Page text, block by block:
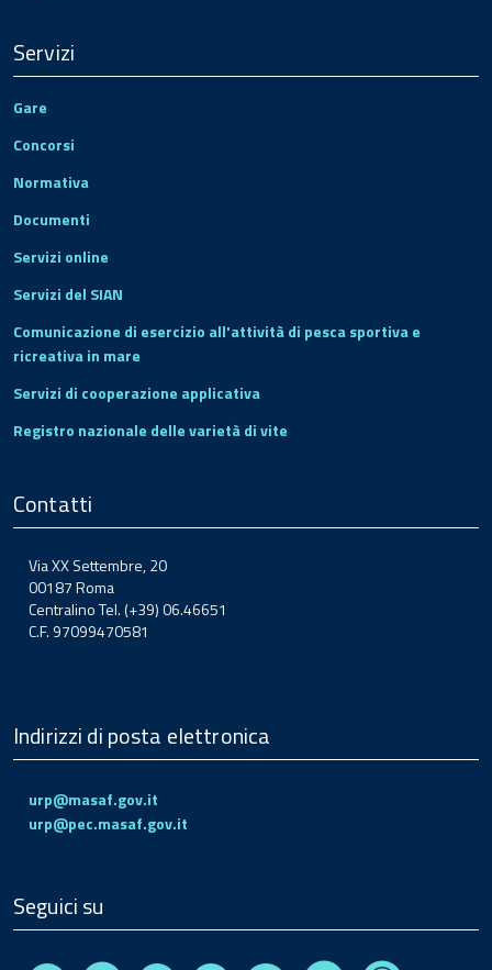
Servizi
Gare
Concorsi
Normativa
Documenti
Servizi online
Servizi del SIAN
Comunicazione di esercizio all'attività di pesca sportiva e
ricreativa in mare
Servizi di cooperazione applicativa
Registro nazionale delle varietà di vite
Contatti
Via XX Settembre, 20
00187 Roma
Centralino Tel. (+39) 06.46651
C.F. 97099470581
Indirizzi di posta elettronica
urp@masaf.gov.it
urp@pec.masaf.gov.it
Seguici su